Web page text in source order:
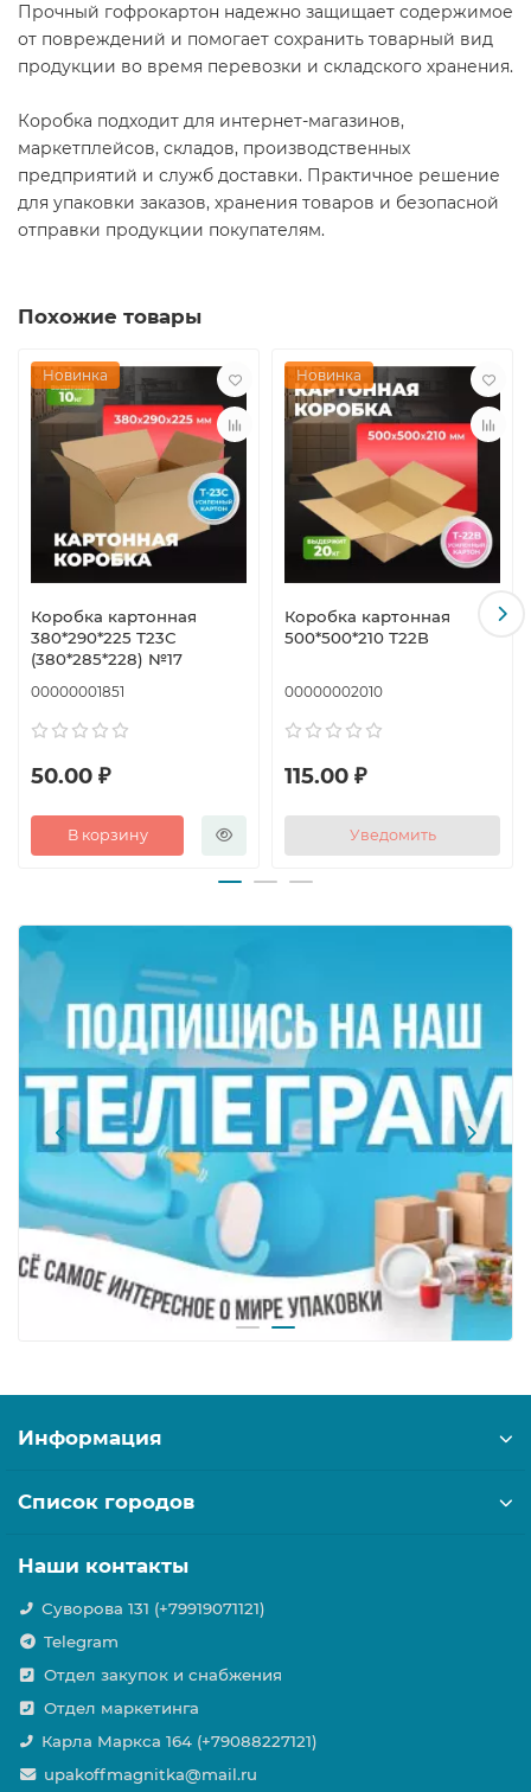
Прочный гофрокартон надежно защищает содержимое
от повреждений и помогает сохранить товарный вид
продукции во время перевозки и складского хранения.
Коробка подходит для интернет-магазинов,
маркетплейсов, складов, производственных
предприятий и служб доставки. Практичное решение
для упаковки заказов, хранения товаров и безопасной
отправки продукции покупателям.
Похожие товары
Новинка
Коробка картонная
380*290*225 Т23С
(380*285*228) №17
00000001851
50.00 ₽
В корзину
Новинка
Коробка картонная
500*500*210 Т22В
00000002010
115.00 ₽
Уведомить
Информация
Список городов
Наши контакты
Суворова 131 (+79919071121)
Telegram
Отдел закупок и снабжения
Отдел маркетинга
Карла Маркса 164 (+79088227121)
upakoffmagnitka@mail.ru